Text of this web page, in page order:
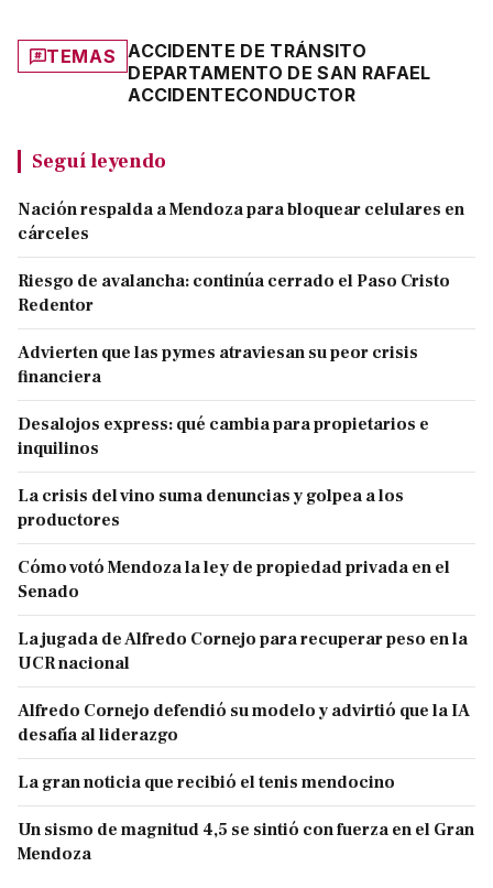
TEMAS
ACCIDENTE DE TRÁNSITO
DEPARTAMENTO DE SAN RAFAEL
ACCIDENTECONDUCTOR
Seguí leyendo
Nación respalda a Mendoza para bloquear celulares en
cárceles
Riesgo de avalancha: continúa cerrado el Paso Cristo
Redentor
Advierten que las pymes atraviesan su peor crisis
financiera
Desalojos express: qué cambia para propietarios e
inquilinos
La crisis del vino suma denuncias y golpea a los
productores
Cómo votó Mendoza la ley de propiedad privada en el
Senado
La jugada de Alfredo Cornejo para recuperar peso en la
UCR nacional
Alfredo Cornejo defendió su modelo y advirtió que la IA
desafía al liderazgo
La gran noticia que recibió el tenis mendocino
Un sismo de magnitud 4,5 se sintió con fuerza en el Gran
Mendoza